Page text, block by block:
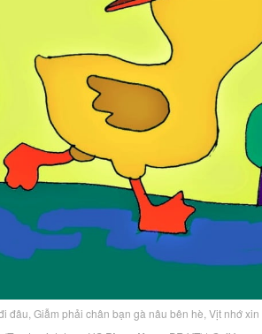
đâu, Giẫm phải chân bạn gà nâu bên hè, Vịt nhớ